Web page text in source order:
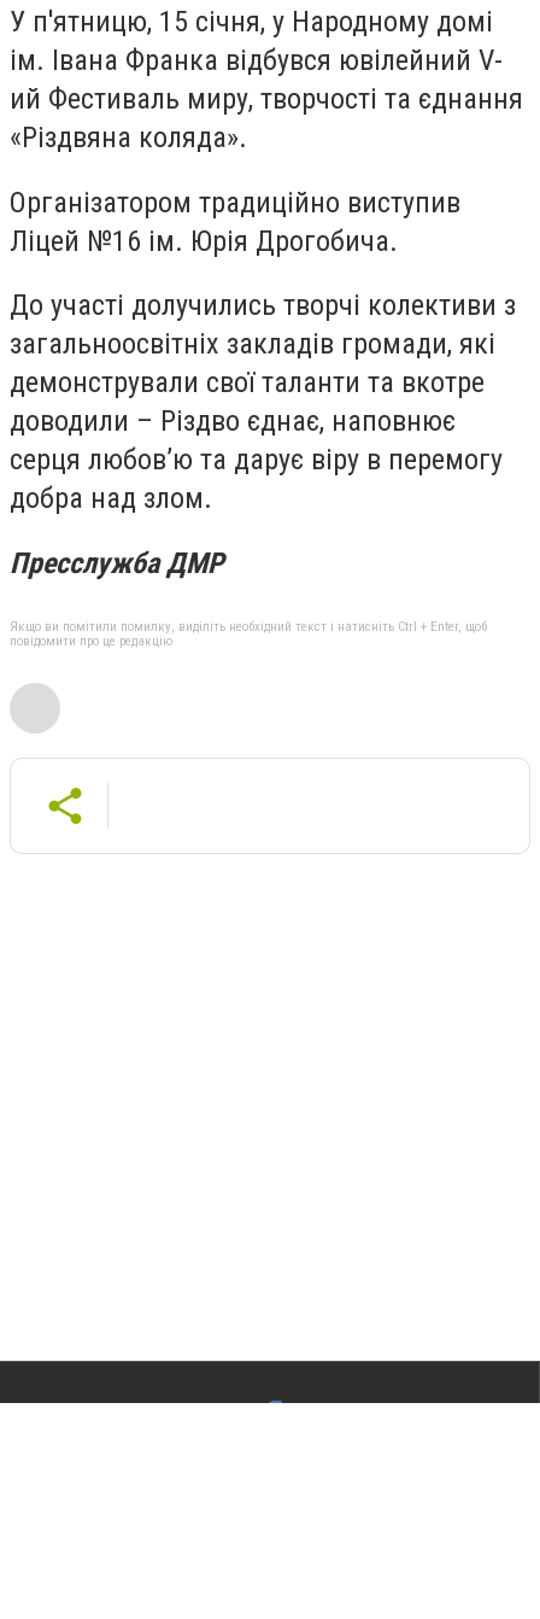
У п'ятницю, 15 січня, у Народному домі
ім. Івана Франка відбувся ювілейний V-
ий Фестиваль миру, творчості та єднання
«Різдвяна коляда».
Організатором традиційно виступив
Ліцей №16 ім. Юрія Дрогобича.
До участі долучились творчі колективи з
загальноосвітніх закладів громади, які
демонстрували свої таланти та вкотре
доводили – Різдво єднає, наповнює
серця любов’ю та дарує віру в перемогу
добра над злом.
Пресслужба ДМР
Якщо ви помітили помилку, виділіть необхідний текст і натисніть Ctrl + Enter, щоб
повідомити про це редакцію